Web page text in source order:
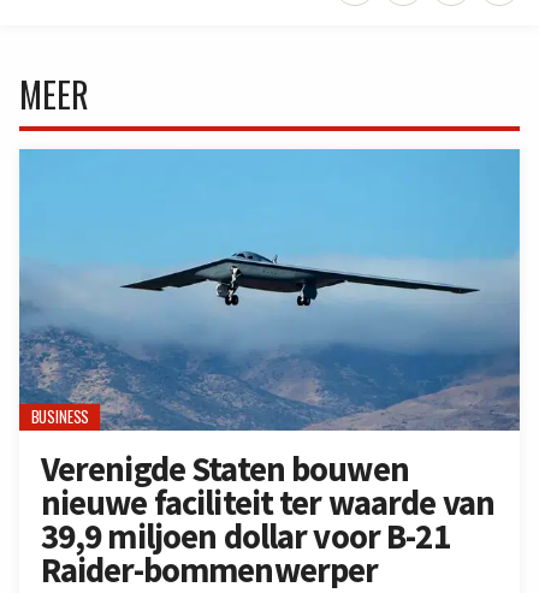
MEER
BUSINESS
Verenigde Staten bouwen
nieuwe faciliteit ter waarde van
39,9 miljoen dollar voor B-21
Raider-bommenwerper